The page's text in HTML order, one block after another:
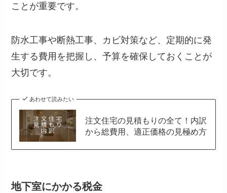
ことが重要です。
防水工事や断熱工事、カビ対策など、定期的に発
生する費用を把握し、予算を確保しておくことが
大切です。
あわせて読みたい
注文住宅の見積もりの全て！内訳
から総費用、適正価格の見極め方
地下室にかかる税金